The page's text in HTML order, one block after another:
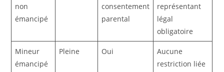
non
émancipé
consentement
parental
représentant
légal
obligatoire
Mineur
émancipé
Pleine Oui
Aucune
restriction liée